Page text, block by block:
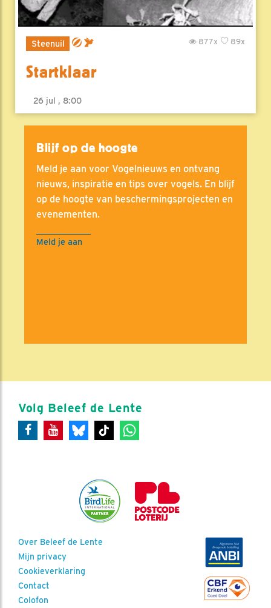
Steenuil 89x
877x
Startklaar
26 jul , 8:00
Blijf op de hoogte
Meld je aan voor Vogelnieuws en ontvang
nieuws, inspiratie en tips over vogels. En blijf
op de hoogte van beschermingsprojecten en
evenementen.
Meld je aan
Volg Beleef de Lente
Over Beleef de Lente
Mijn privacy
Cookieverklaring
Contact
Colofon